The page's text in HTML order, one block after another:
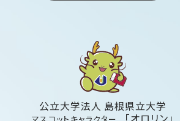
公立大学法人 島根県立大学
「オロリン」